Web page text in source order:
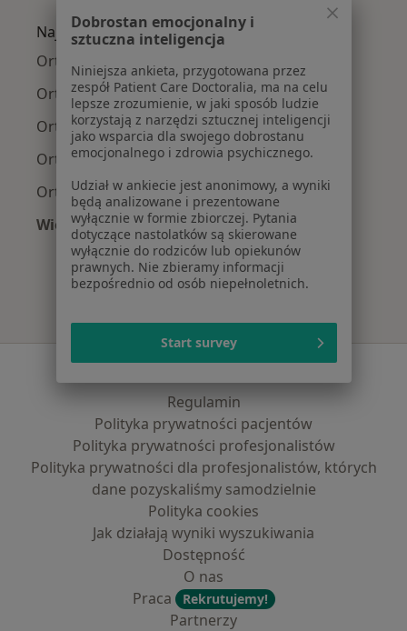
Najpopularniejsze ubezpieczenia
Ortopedzi z Medicover w Warszawie
Ortopedzi z Allianz w Warszawie
Ortopedzi z INTER Polska w Warszawie
Ortopedzi z Signal Iduna w Warszawie
Ortopedzi z Compensa w Warszawie
Więcej (11)
Więcej w kategorii: Najpopularniejsze
Serwis
Regulamin
Polityka prywatności pacjentów
Polityka prywatności profesjonalistów
Polityka prywatności dla profesjonalistów, których
dane pozyskaliśmy samodzielnie
Polityka cookies
Jak działają wyniki wyszukiwania
Dostępność
O nas
Praca
Rekrutujemy!
Partnerzy
Dobrostan emocjonalny i
sztuczna inteligencja
Niniejsza ankieta, przygotowana przez
zespół Patient Care Doctoralia, ma na celu
lepsze zrozumienie, w jaki sposób ludzie
korzystają z narzędzi sztucznej inteligencji
jako wsparcia dla swojego dobrostanu
emocjonalnego i zdrowia psychicznego.
Udział w ankiecie jest anonimowy, a wyniki
będą analizowane i prezentowane
wyłącznie w formie zbiorczej. Pytania
dotyczące nastolatków są skierowane
wyłącznie do rodziców lub opiekunów
prawnych. Nie zbieramy informacji
bezpośrednio od osób niepełnoletnich.
Start survey